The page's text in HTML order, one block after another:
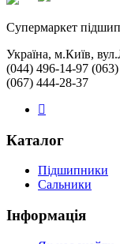
Cупермаркет
Україна, м.Київ,
(044) 496-14-97
(067) 444-28-37
Каталог
Підшипники
Сальники
Інформація